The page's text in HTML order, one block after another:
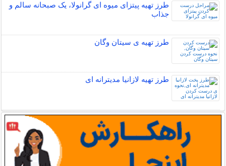
طرز تهیه پیتزای میوه ای گرانولا، یک صبحانه سالم و
جذاب
طرز تهیه ی سیتان وگان
طرز تهیه لازانیا مدیترانه ای